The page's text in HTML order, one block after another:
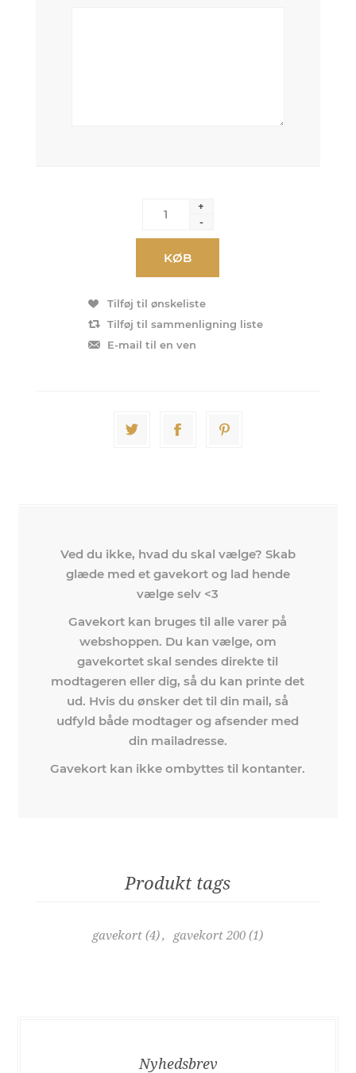
+
-
KØB
Tilføj til ønskeliste
Tilføj til sammenligning liste
E-mail til en ven
Ved du ikke, hvad du skal vælge? Skab
glæde med et gavekort og lad hende
vælge selv <3
Gavekort kan bruges til alle varer på
webshoppen. Du kan vælge, om
gavekortet skal sendes direkte til
modtageren eller dig, så du kan printe det
ud. Hvis du ønsker det til din mail, så
udfyld både modtager og afsender med
din mailadresse.
Gavekort kan ikke ombyttes til kontanter.
Produkt tags
gavekort (4), gavekort 200 (1)
Nyhedsbrev